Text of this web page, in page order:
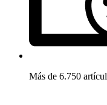
Más de 6.750